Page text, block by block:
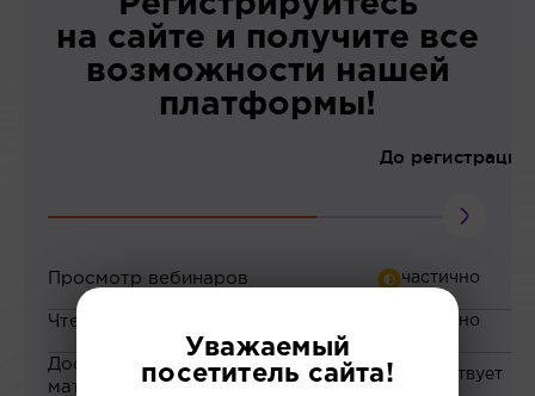
на сайте и получите все
возможности нашей
платформы!
До регистрации
Просмотр вебинаров
Чтение статей
Доступ к закрытым
материалам
Уважаемый
посетитель сайта!